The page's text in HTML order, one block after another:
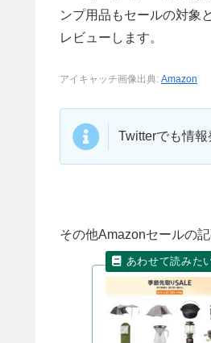
ンプ用品もセールの対象
レビューします。
アイキャッチ画像出典: Amazon
Twitterでも情
その他Amazonセールの